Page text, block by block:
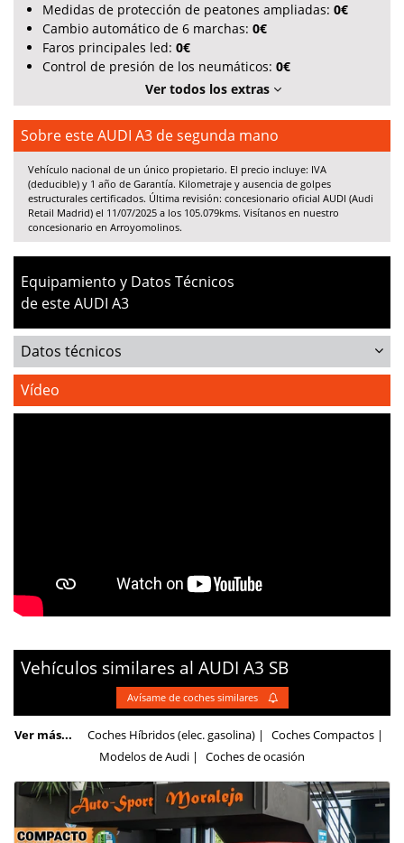
Medidas de protección de peatones ampliadas: 0€
Cambio automático de 6 marchas: 0€
Faros principales led: 0€
Control de presión de los neumáticos: 0€
Ver todos los extras
Sobre este AUDI A3 de segunda mano
Vehículo nacional de un único propietario. El precio incluye: IVA
(deducible) y 1 año de Garantía. Kilometraje y ausencia de golpes
estructurales certificados. Última revisión: concesionario oficial AUDI (Audi
Retail Madrid) el 11/07/2025 a los 105.079kms. Visítanos en nuestro
concesionario en Arroyomolinos.
Equipamiento y Datos Técnicos
de este AUDI A3
Datos técnicos
Vídeo
Vehículos similares al AUDI A3 SB
Avísame de coches similares
Ver más... Coches Híbridos (elec. gasolina)| Coches Compactos|
Modelos de Audi |
Coches de ocasión